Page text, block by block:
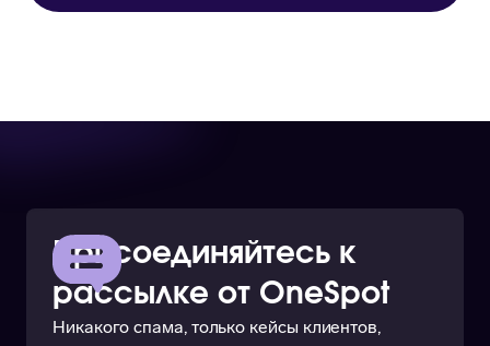
Присоединяйтесь к
рассылке от OneSpot
Никакого спама, только кейсы клиентов,